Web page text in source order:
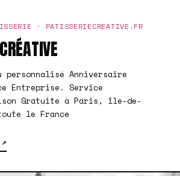
· PATISSERIECREATIVE.FR
personnalisé Anniversaire
Entreprise. Service
Gratuite à Paris, île-de-
le France